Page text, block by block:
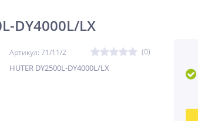
DY4000L/LX
Артикул: 71/11/2 (0)
HUTER DY2500L-DY4000L/LX